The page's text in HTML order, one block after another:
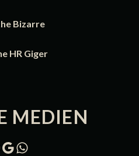
Bizarre
HR Giger
MEDIEN
Google
WhatsApp chat